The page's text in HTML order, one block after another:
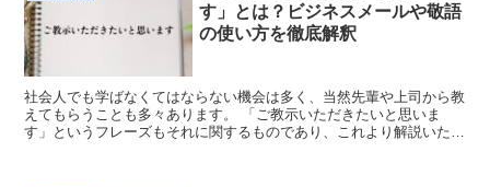
す」とは？ビジネスメールや敬語
の使い方を徹底解釈
社会人でも学ばなくてはならない機会は多く、当然先輩や上司から教
えてもらうことも多々あります。 「ご教示いただきたいと思いま
す」というフレーズもそれに関するものであり、これより解説いたし